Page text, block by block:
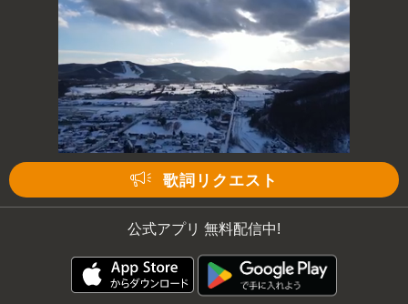
歌詞リクエスト
公式アプリ 無料配信中!